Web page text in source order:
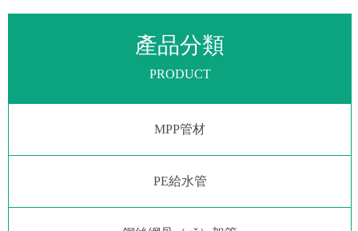
產品分類
PRODUCT
MPP管材
PE給水管